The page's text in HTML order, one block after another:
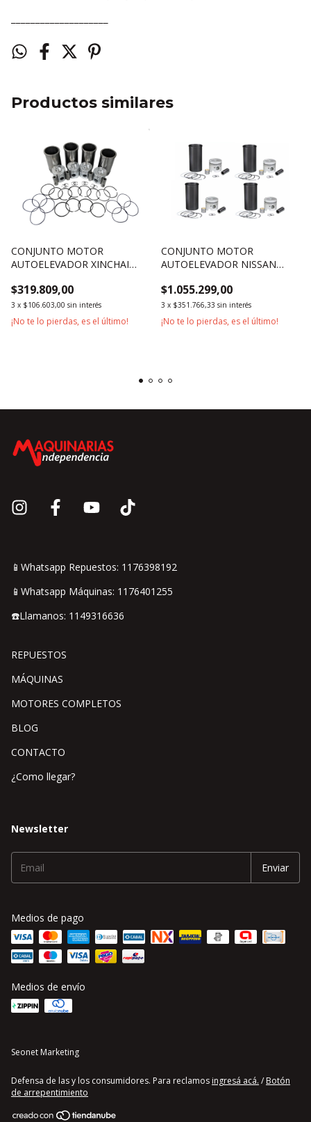
Productos similares
CONJUNTO MOTOR
AUTOELEVADOR XINCHAI
$319.809,00
3 x $106.603,00 sin interés
¡No te lo pierdas, es el último!
CONJUNTO MOTOR
AUTOELEVADOR NISSAN
$1.055.299,00
3 x $351.766,33 sin interés
¡No te lo pierdas, es el último!
📱Whatsapp Repuestos: 1176398192
📱Whatsapp Máquinas: 1176401255
☎️Llamanos: 1149316636
REPUESTOS
MÁQUINAS
MOTORES COMPLETOS
BLOG
CONTACTO
¿Como llegar?
Newsletter
Medios de pago
Medios de envío
Seonet Marketing
Defensa de las y los consumidores. Para reclamos ingresá acá. / Botón
de arrepentimiento